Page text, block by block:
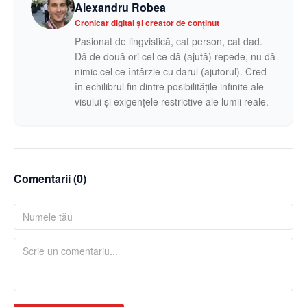
Alexandru Robea
Cronicar digital și creator de conținut
Pasionat de lingvistică, cat person, cat dad.
Dă de două ori cel ce dă (ajută) repede, nu dă
nimic cel ce întârzie cu darul (ajutorul). Cred
în echilibrul fin dintre posibilitățile infinite ale
visului și exigențele restrictive ale lumii reale.
Comentarii (0)